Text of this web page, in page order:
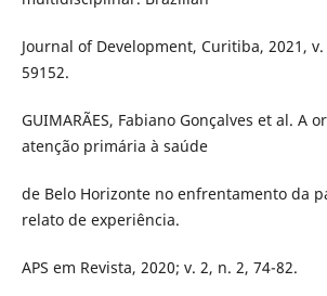
Journal of Development, Curitiba, 2021,
59152.
GUIMARÃES, Fabiano Gonçalves et al. A
atenção primária à saúde
de Belo Horizonte no enfrentamento da
relato de experiência.
APS em Revista, 2020; v. 2, n. 2, 74-82.